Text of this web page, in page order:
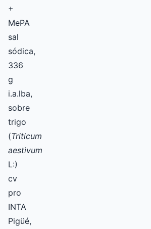
+
MePA
sal
sódica,
336
g
i.a.lba,
sobre
trigo
(Triticum
aestivum
L:)
cv
pro
INTA
Pigüé,